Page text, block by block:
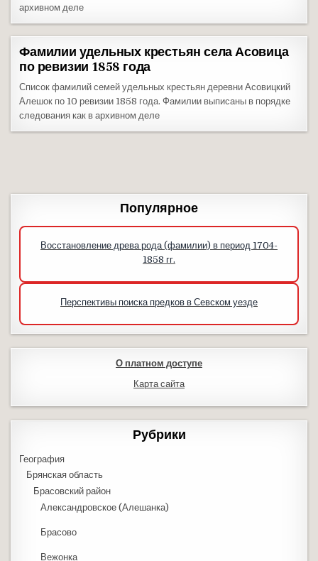
архивном деле
Фамилии удельных крестьян села Асовица
по ревизии 1858 года
Список фамилий семей удельных крестьян деревни Асовицкий
Алешок по 10 ревизии 1858 года. Фамилии выписаны в порядке
следования как в архивном деле
Популярное
Восстановление древа рода (фамилии) в период 1704-
1858 гг.
Перспективы поиска предков в Севском уезде
О платном доступе
Карта сайта
Рубрики
География
Брянская область
Брасовский район
Александровское (Алешанка)
Брасово
Вежонка